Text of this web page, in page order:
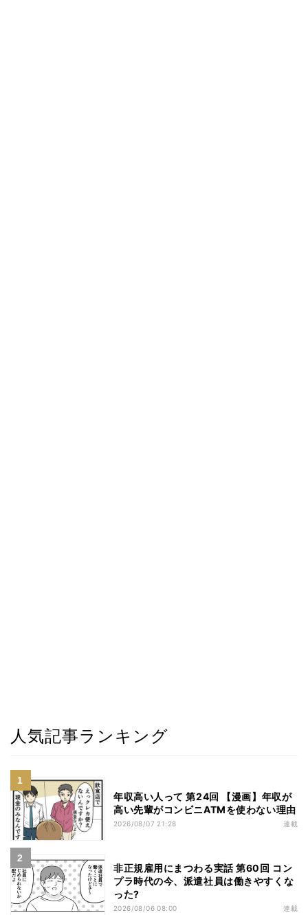
人気記事ランキング
年収高い人って 第24回 【漫画】年収が
高い先輩がコンビニATMを使わない理由
2026/08/07 21:28 連載
非正規雇用にまつわる実話 第60回 コン
プラ時代の今、派遣社員は働きやすくな
った?
2026/08/06 08:00 連載